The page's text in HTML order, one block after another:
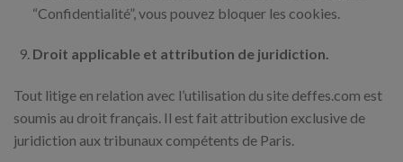
“Confidentialité”, vous pouvez bloquer les cookies.
Droit applicable et attribution de juridiction.
Tout litige en relation avec l’utilisation du site deffes.com est
soumis au droit français. Il est fait attribution exclusive de
juridiction aux tribunaux compétents de Paris.